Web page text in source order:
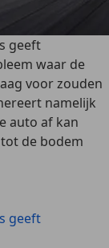
geeft
waar de
voor zouden
namelijk
auto af kan
de bodem
geeft